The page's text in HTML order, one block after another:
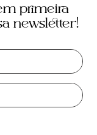
primeira
newsletter!